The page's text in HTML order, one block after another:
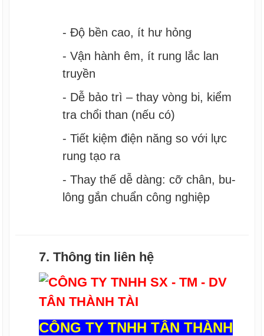
- Độ bền cao, ít hư hỏng
- Vận hành êm, ít rung lắc lan
truyền
- Dễ bảo trì – thay vòng bi, kiểm
tra chổi than (nếu có)
- Tiết kiệm điện năng so với lực
rung tạo ra
- Thay thế dễ dàng: cỡ chân, bu-
lông gắn chuẩn công nghiệp
7. Thông tin liên hệ
CÔNG TY TNHH TÂN THÀNH